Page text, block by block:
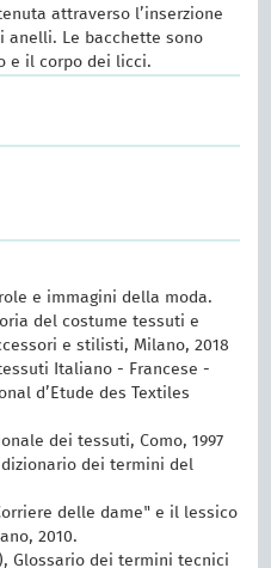
attraverso l’inserzione
anelli. Le bacchette sono
e il corpo dei licci.
e immagini della moda.
del costume tessuti e
e stilisti, Milano, 2018
Italiano - Francese -
d’Etude des Textiles
dei tessuti, Como, 1997
dizionario dei termini del
delle dame" e il lessico
2010.
Glossario dei termini tecnici